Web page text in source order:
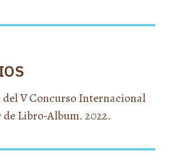
V Concurso Internacional
Libro-Album. 2022.